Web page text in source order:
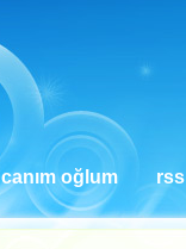
canım oğlum rss